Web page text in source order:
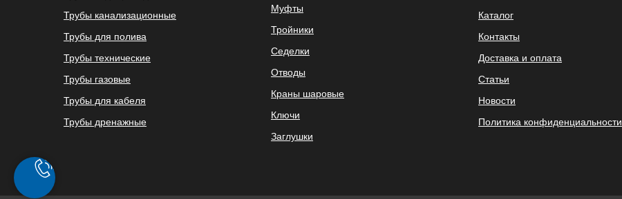
Трубы канализационные
Трубы для полива
Трубы технические
Трубы газовые
Трубы для кабеля
Трубы дренажные
Муфты
Тройники
Седелки
Отводы
Краны шаровые
Ключи
Заглушки
Каталог
Контакты
Доставка и оплата
Статьи
Новости
Политика конфиденциальности